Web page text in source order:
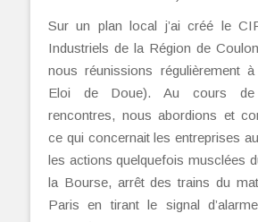
Sur un plan local j’ai créé le
Industriels de la Région de
nous réunissions régulièrement à
Eloi de Doue). Au cours de
rencontres, nous abordions et
ce qui concernait les entreprises
les actions quelquefois musclées
la Bourse, arrêt des trains du
Paris en tirant le signal